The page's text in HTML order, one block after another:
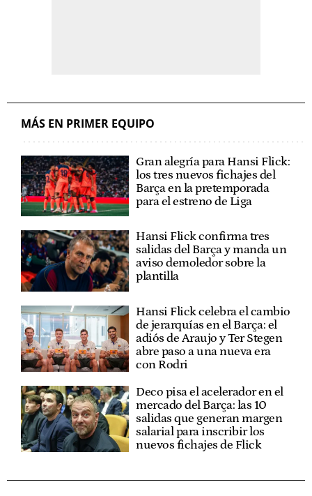
MÁS EN PRIMER EQUIPO
Gran alegría para Hansi Flick:
los tres nuevos fichajes del
Barça en la pretemporada
para el estreno de Liga
Hansi Flick confirma tres
salidas del Barça y manda un
aviso demoledor sobre la
plantilla
Hansi Flick celebra el cambio
de jerarquías en el Barça: el
adiós de Araujo y Ter Stegen
abre paso a una nueva era
con Rodri
Deco pisa el acelerador en el
mercado del Barça: las 10
salidas que generan margen
salarial para inscribir los
nuevos fichajes de Flick